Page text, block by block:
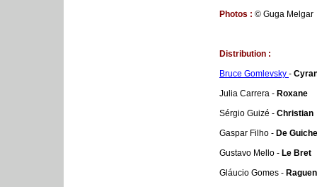
Photos : © Guga Melgar
Distribution :
Bruce Gomlevsky -
Julia Carrera - Roxane
Sérgio Guizé - Christian
Gaspar Filho - De Guiche
Gustavo Mello - Le Bret
Gláucio Gomes -